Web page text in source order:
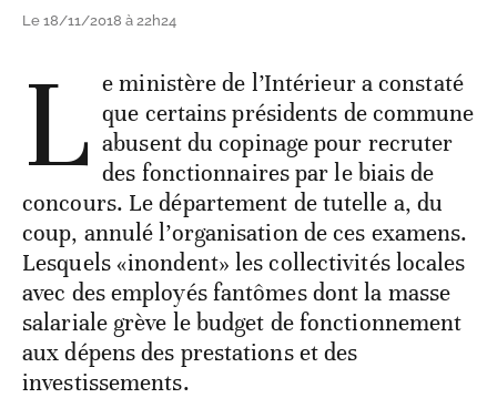
Le 18/11/2018 à 22h24
L e ministère de l’Intérieur a constaté
que certains présidents de commune
abusent du copinage pour recruter
des fonctionnaires par le biais de
concours. Le département de tutelle a, du
coup, annulé l’organisation de ces examens.
Lesquels «inondent» les collectivités locales
avec des employés fantômes dont la masse
salariale grève le budget de fonctionnement
aux dépens des prestations et des
investissements.